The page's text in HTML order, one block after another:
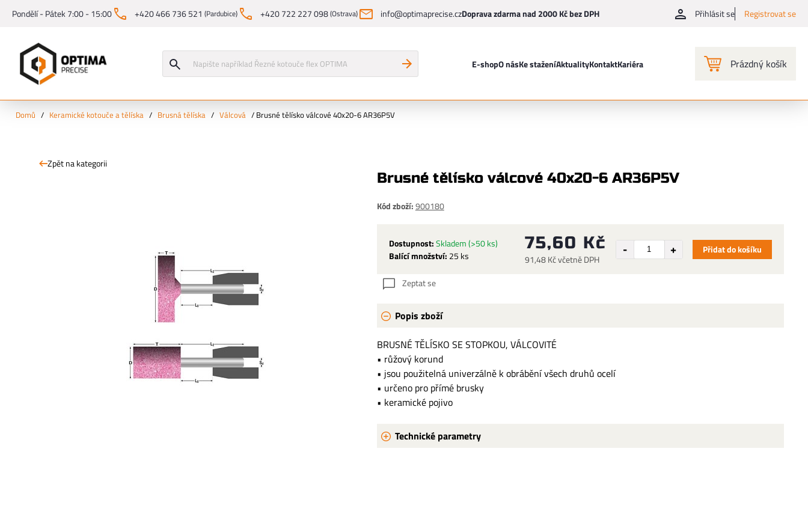
Pondělí - Pátek 7:00 - 15:00 +420 466 736 521 (Pardubice) +420 722 227 098(Ostrava) info@optimaprecise.czDoprava zdarma nad 2000 Kč bez DPH Přihlásit se Registrovat se
E-shopO násKe staženíAktualityKontaktKariéra Prázdný košík
Domů / Keramické kotouče a tělíska / Brusná tělíska / Válcová / Brusné tělísko válcové 40x20-6 AR36P5V
Zpět na kategorii
Brusné tělísko válcové 40x20-6 AR36P5V
Kód zboží:900180
Dostupnost:Skladem(>50 ks)
Balící množství: 25 ks
75,60 Kč
91,48 Kč včetně DPH
Přidat do košíku
Zeptat se
Popis zboží
BRUSNÉ TĚLÍSKO SE STOPKOU, VÁLCOVITÉ
• růžový korund
• jsou použitelná univerzálně k obrábění všech druhů ocelí
• určeno pro přímé brusky
• keramické pojivo
Technické parametry